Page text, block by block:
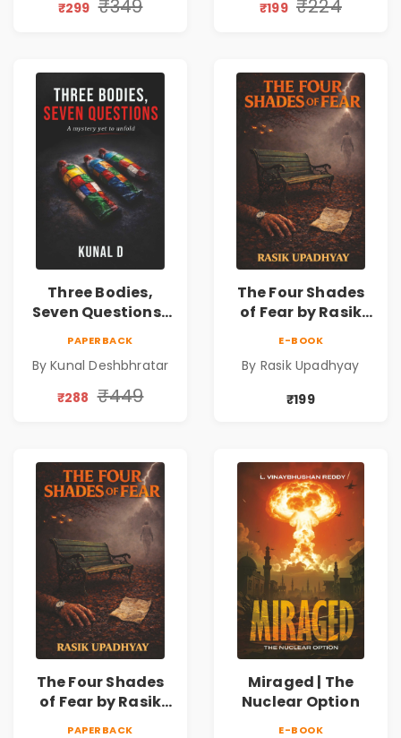
₹299 ₹349
₹199 ₹224
Three Bodies,
Seven Questions |
PAPERBACK
By Kunal Deshbhratar
₹288 ₹449
The Four Shades
of Fear by Rasik
Fiction Book
E-BOOK
By Rasik Upadhyay
₹199
The Four Shades
of Fear by Rasik
PAPERBACK
Miraged | The
Nuclear Option
E-BOOK